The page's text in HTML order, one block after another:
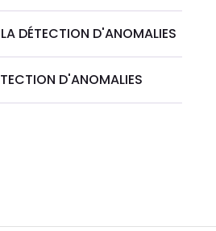
DÉTECTION D'ANOMALIES
D'ANOMALIES